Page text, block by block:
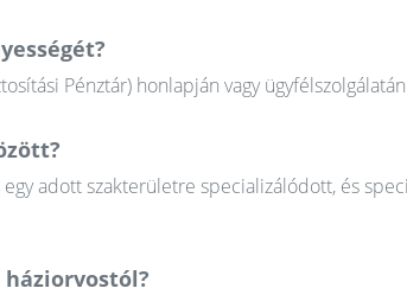
Pénztár) honlapján vagy
adott szakterületre specializálódott, és